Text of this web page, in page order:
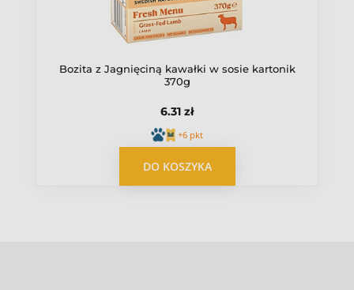
Bozita z Jagnięciną kawałki w sosie kartonik
370g
6.31 zł
+6 pkt
DO KOSZYKA